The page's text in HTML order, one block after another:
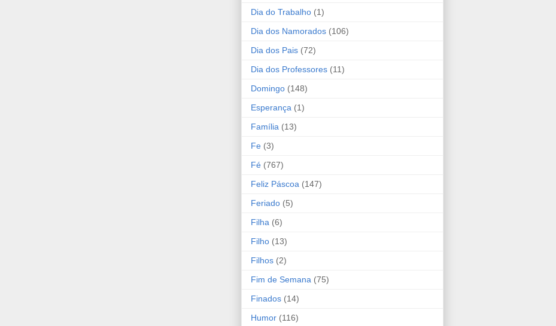
Dia do Trabalho (1)
Dia dos Namorados (106)
Dia dos Pais (72)
Dia dos Professores (11)
Domingo (148)
Esperança (1)
Família (13)
Fe (3)
Fé (767)
Feliz Páscoa (147)
Feriado (5)
Filha (6)
Filho (13)
Filhos (2)
Fim de Semana (75)
Finados (14)
Humor (116)